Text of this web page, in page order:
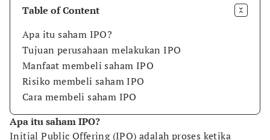
Table of Content
Apa itu saham IPO?
Tujuan perusahaan melakukan IPO
Manfaat membeli saham IPO
Risiko membeli saham IPO
Cara membeli saham IPO
Apa itu saham IPO?
Initial Public Offering (IPO) adalah proses ketika